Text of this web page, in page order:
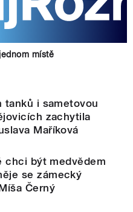
místě
tanků i sametovou
zachytila
Maříková
chci být medvědem
se zámecký
Černý